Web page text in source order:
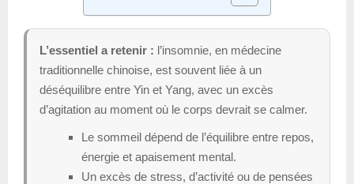
L’essentiel a retenir : l’insomnie, en médecine
traditionnelle chinoise, est souvent liée à un
déséquilibre entre Yin et Yang, avec un excès
d’agitation au moment où le corps devrait se calmer.
Le sommeil dépend de l’équilibre entre repos,
énergie et apaisement mental.
Un excès de stress, d’activité ou de pensées